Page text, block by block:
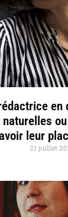
en
naturelles
leur
21 juillet